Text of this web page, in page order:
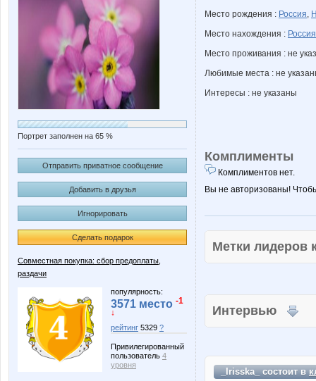
Портрет заполнен на 65 %
Отправить приватное сообщение
Добавить в друзья
Игнорировать
Сделать подарок
Совместная покупка: сбор предоплаты,
раздачи
популярность:
3571 место -1
↓
рейтинг 5329 ?
Привилегированный
пользователь 4
уровня
Место рождения : Россия,
Место нахождения : Россия
Место проживания : не
Любимые места : не
Интересы : не указаны
Комплименты
Комплиментов нет.
Вы не авторизованы!
Метки
Интервью
_Irisska_ состоит в